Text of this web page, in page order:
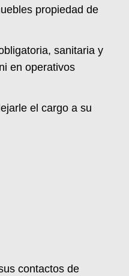
propiedad de
sanitaria y
en operativos
el cargo a su
contactos de